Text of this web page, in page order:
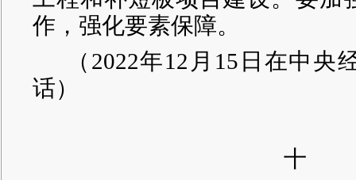
作，强化要素保障。
（ 2022年12月15日在中央
话）
十